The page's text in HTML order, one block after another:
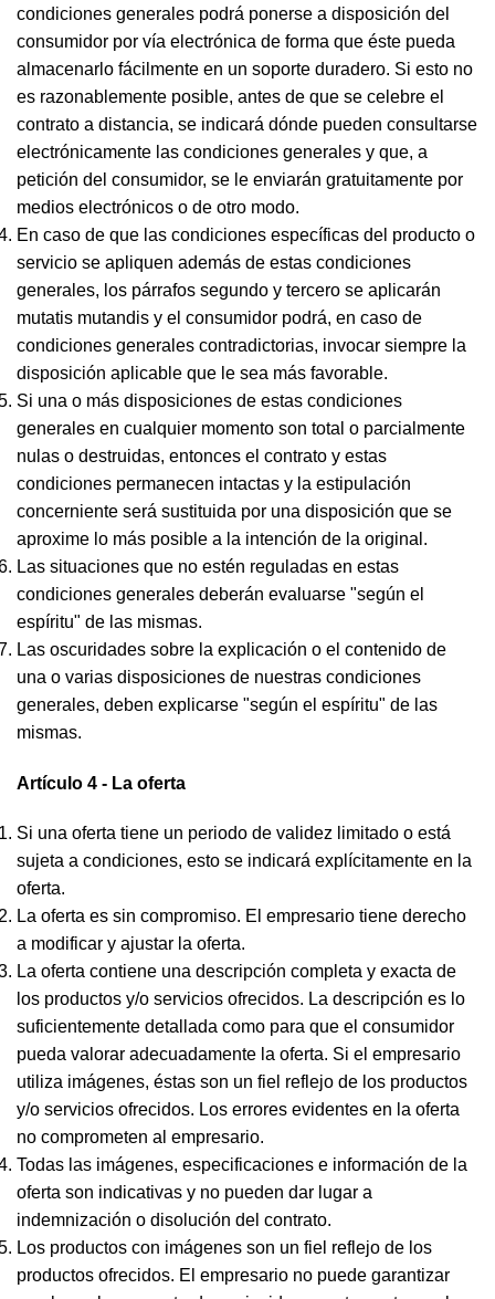
condiciones generales podrá ponerse a disposición del
consumidor por vía electrónica de forma que éste pueda
almacenarlo fácilmente en un soporte duradero. Si esto no
es razonablemente posible, antes de que se celebre el
contrato a distancia, se indicará dónde pueden consultarse
electrónicamente las condiciones generales y que, a
petición del consumidor, se le enviarán gratuitamente por
medios electrónicos o de otro modo.
En caso de que las condiciones específicas del producto o
servicio se apliquen además de estas condiciones
generales, los párrafos segundo y tercero se aplicarán
mutatis mutandis y el consumidor podrá, en caso de
condiciones generales contradictorias, invocar siempre la
disposición aplicable que le sea más favorable.
Si una o más disposiciones de estas condiciones
generales en cualquier momento son total o parcialmente
nulas o destruidas, entonces el contrato y estas
condiciones permanecen intactas y la estipulación
concerniente será sustituida por una disposición que se
aproxime lo más posible a la intención de la original.
Las situaciones que no estén reguladas en estas
condiciones generales deberán evaluarse "según el
espíritu" de las mismas.
Las oscuridades sobre la explicación o el contenido de
una o varias disposiciones de nuestras condiciones
generales, deben explicarse "según el espíritu" de las
mismas.
Artículo 4 - La oferta
Si una oferta tiene un periodo de validez limitado o está
sujeta a condiciones, esto se indicará explícitamente en la
oferta.
La oferta es sin compromiso. El empresario tiene derecho
a modificar y ajustar la oferta.
La oferta contiene una descripción completa y exacta de
los productos y/o servicios ofrecidos. La descripción es lo
suficientemente detallada como para que el consumidor
pueda valorar adecuadamente la oferta. Si el empresario
utiliza imágenes, éstas son un fiel reflejo de los productos
y/o servicios ofrecidos. Los errores evidentes en la oferta
no comprometen al empresario.
Todas las imágenes, especificaciones e información de la
oferta son indicativas y no pueden dar lugar a
indemnización o disolución del contrato.
Los productos con imágenes son un fiel reflejo de los
productos ofrecidos. El empresario no puede garantizar